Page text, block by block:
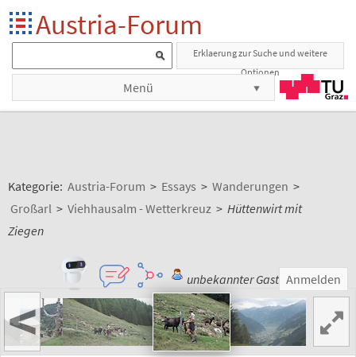
Austria-Forum
Erklaerung zur Suche und weitere
Optionen
Menü
Kategorie: Austria-Forum > Essays > Wanderungen >
Großarl > Viehhausalm - Wetterkreuz > Hüttenwirt mit
Ziegen
unbekannter Gast Anmelden
<